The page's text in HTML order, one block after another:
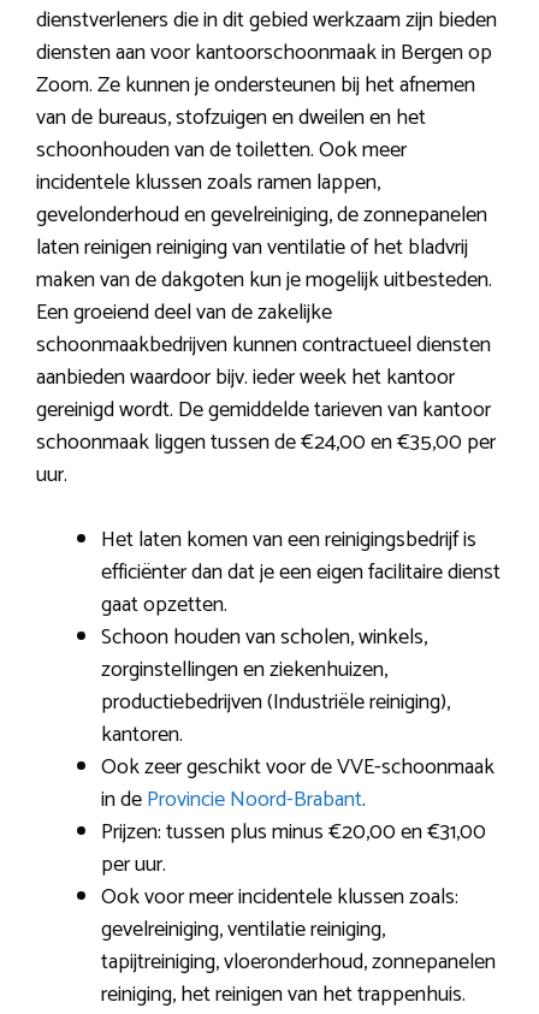
dienstverleners die in dit gebied werkzaam zijn bieden
diensten aan voor kantoorschoonmaak in Bergen op
Zoom. Ze kunnen je ondersteunen bij het afnemen
van de bureaus, stofzuigen en dweilen en het
schoonhouden van de toiletten. Ook meer
incidentele klussen zoals ramen lappen,
gevelonderhoud en gevelreiniging, de zonnepanelen
laten reinigen reiniging van ventilatie of het bladvrij
maken van de dakgoten kun je mogelijk uitbesteden.
Een groeiend deel van de zakelijke
schoonmaakbedrijven kunnen contractueel diensten
aanbieden waardoor bijv. ieder week het kantoor
gereinigd wordt. De gemiddelde tarieven van kantoor
schoonmaak liggen tussen de €24,00 en €35,00 per
uur.
Het laten komen van een reinigingsbedrijf is
efficiënter dan dat je een eigen facilitaire dienst
gaat opzetten.
Schoon houden van scholen, winkels,
zorginstellingen en ziekenhuizen,
productiebedrijven (Industriële reiniging),
kantoren.
Ook zeer geschikt voor de VVE-schoonmaak
in deProvincie Noord-Brabant.
Prijzen: tussen plus minus €20,00 en €31,00
per uur.
Ook voor meer incidentele klussen zoals:
gevelreiniging, ventilatie reiniging,
tapijtreiniging, vloeronderhoud, zonnepanelen
reiniging, het reinigen van het trappenhuis.